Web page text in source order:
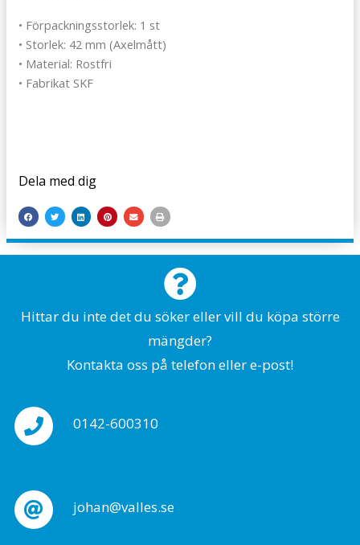
• Förpackningsstorlek: 1 st
• Storlek: 42 mm (Axelmått)
• Material: Rostfri
• Fabrikat SKF
Dela med dig
Hittar du inte det du söker eller vill du köpa större
mängder?
Kontakta oss på telefon eller e-post!
0142-600310
johan@valles.se